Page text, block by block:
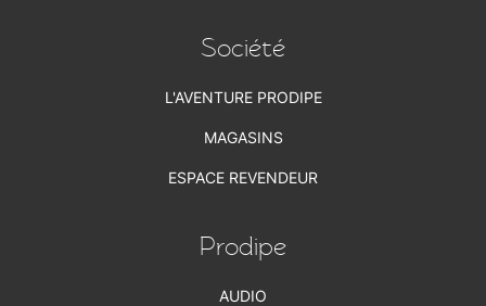
Société
L'AVENTURE PRODIPE
MAGASINS
ESPACE REVENDEUR
Prodipe
AUDIO